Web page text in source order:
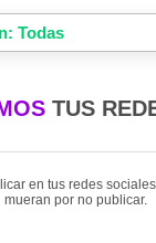
Todas
TUS
en tus redes
mueran por no publicar.